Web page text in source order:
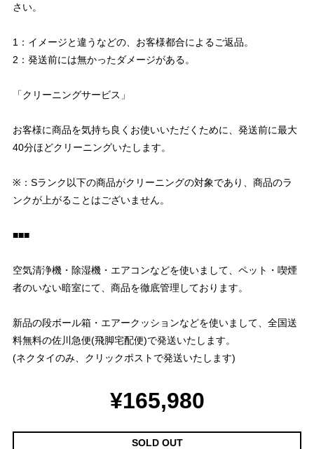
さい。
1：イメージと違うなどの、お客様都合によるご返品。
2：発送前には無かったダメージがある。
「クリーニングサービス」
お客様に商品を気持ち良くお使いいただくために、発送前に最大
40分ほどクリーニングいたします。
※：Sランク以下の商品がクリーニングの対象であり、商品のラ
ンクが上がることはございません。
■■■
空気清浄機・除湿機・エアコンなどを使いまして、ペット・喫煙
者のいない暗室にて、商品を徹底管理しております。
新品の段ボール箱・エアークッションなどを使いまして、全国送
料無料の佐川急便(飛脚宅配便)で発送いたします。
(ネクタイのみ、クリックポストで発送いたします)
¥165,980
SOLD OUT